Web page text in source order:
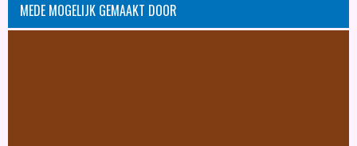
MEDE MOGELIJK GEMAAKT DOOR